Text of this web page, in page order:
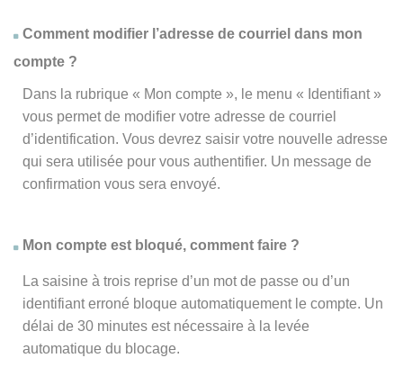
Comment modifier l’adresse de courriel dans mon
compte ?
Dans la rubrique « Mon compte », le menu « Identifiant »
vous permet de modifier votre adresse de courriel
d’identification. Vous devrez saisir votre nouvelle adresse
qui sera utilisée pour vous authentifier. Un message de
confirmation vous sera envoyé.
Mon compte est bloqué, comment faire ?
La saisine à trois reprise d’un mot de passe ou d’un
identifiant erroné bloque automatiquement le compte. Un
délai de 30 minutes est nécessaire à la levée
automatique du blocage.